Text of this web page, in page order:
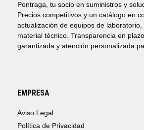
Pontraga, tu socio en suministros y
Precios competitivos y un catálogo en
actualización de equipos de
material técnico. Transparencia en
garantizada y atención personalizada
EMPRESA
Aviso Legal
Política de Privacidad